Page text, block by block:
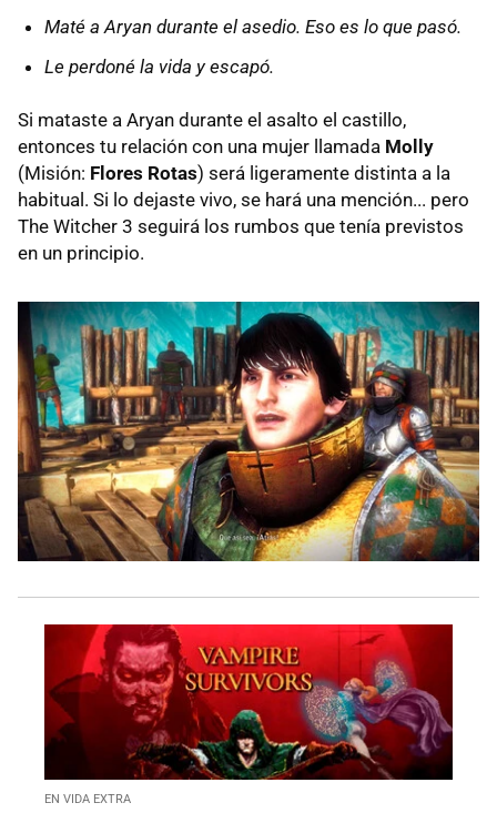
Maté a Aryan durante el asedio. Eso es lo que pasó.
Le perdoné la vida y escapó.
Si mataste a Aryan durante el asalto el castillo,
entonces tu relación con una mujer llamada Molly
(Misión: Flores Rotas) será ligeramente distinta a la
habitual. Si lo dejaste vivo, se hará una mención... pero
The Witcher 3 seguirá los rumbos que tenía previstos
en un principio.
EN VIDA EXTRA